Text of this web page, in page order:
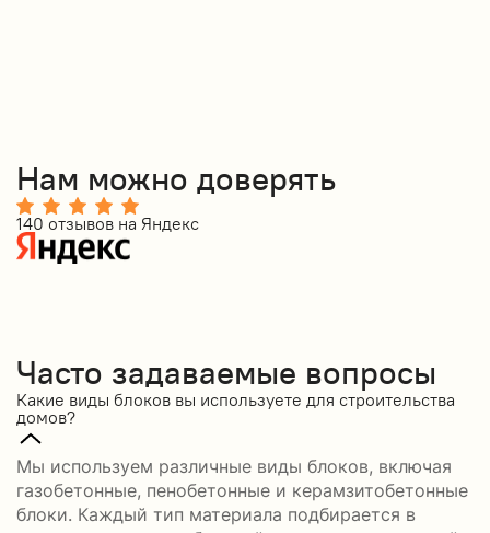
Нам можно доверять
140 отзывов на Яндекс
Часто задаваемые вопросы
Какие виды блоков вы используете для строительства
домов?
Мы используем различные виды блоков, включая
газобетонные, пенобетонные и керамзитобетонные
блоки. Каждый тип материала подбирается в